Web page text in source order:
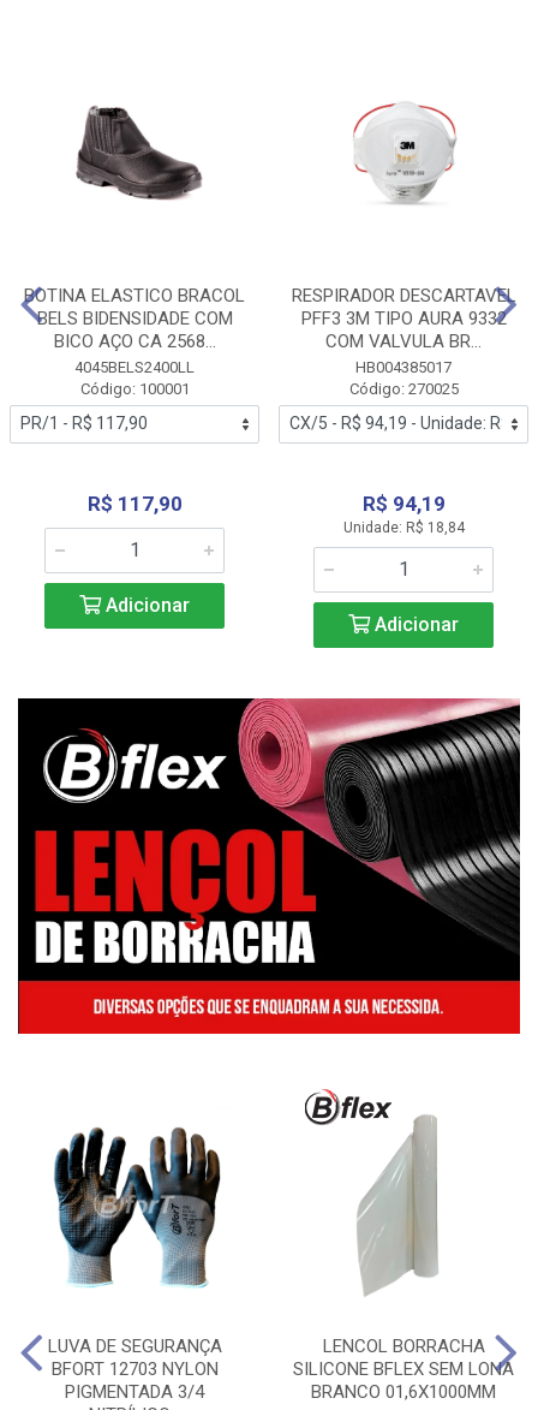
BOTINA ELASTICO BRACOL
BELS BIDENSIDADE COM
BICO AÇO CA 2568...
4045BELS2400LL
Código: 100001
R$ 117,90
Adicionar
RESPIRADOR DESCARTAVEL
PFF3 3M TIPO AURA 9332
COM VALVULA BR...
HB004385017
Código: 270025
R$ 94,19
Unidade: R$ 18,84
Adicionar
LUVA DE SEGURANÇA
BFORT 12703 NYLON
PIGMENTADA 3/4
LENCOL BORRACHA
SILICONE BFLEX SEM LONA
BRANCO 01,6X1000MM